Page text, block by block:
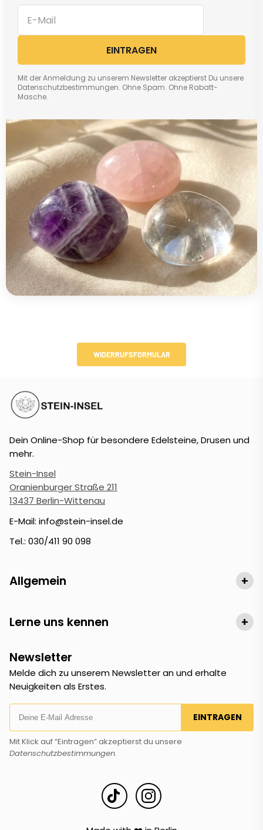
EINTRAGEN
Mit der Anmeldung zu unserem Newsletter akzeptierst Du unsere
Datenschutzbestimmungen. Ohne Spam. Ohne Rabatt-
Masche.
WIDERRUFSFORMULAR
Dein Online-Shop für besondere Edelsteine, Drusen und
mehr.
Stein-Insel
Oranienburger Straße 211
13437 Berlin-Wittenau
E-Mail: info@stein-insel.de
Tel.: 030/411 90 098
Allgemein +
Lerne uns kennen +
Newsletter
Melde dich zu unserem Newsletter an und erhalte
Neuigkeiten als Erstes.
EINTRAGEN
Mit Klick auf “Eintragen” akzeptierst du unsere
Datenschutzbestimmungen.